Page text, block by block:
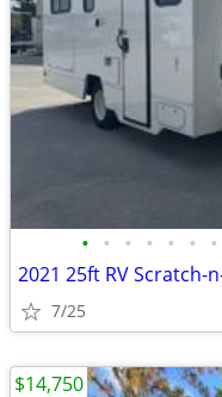
• • • • • • •
2021 25ft RV Scratch-
7/25
$14,750